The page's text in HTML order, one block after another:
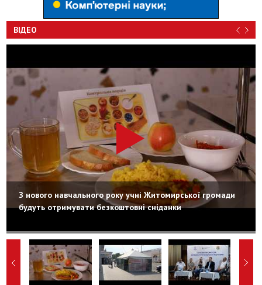
ВІДЕО
З нового навчального року учні Житомирської громади
будуть отримувати безкоштовні сніданки